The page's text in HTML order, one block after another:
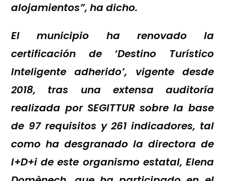
alojamientos”, ha dicho.
El municipio ha renovado la
certificación de ‘Destino Turístico
Inteligente adherido’, vigente desde
2018, tras una extensa auditoría
realizada por SEGITTUR sobre la base
de 97 requisitos y 261 indicadores, tal
como ha desgranado la directora de
I+D+i de este organismo estatal, Elena